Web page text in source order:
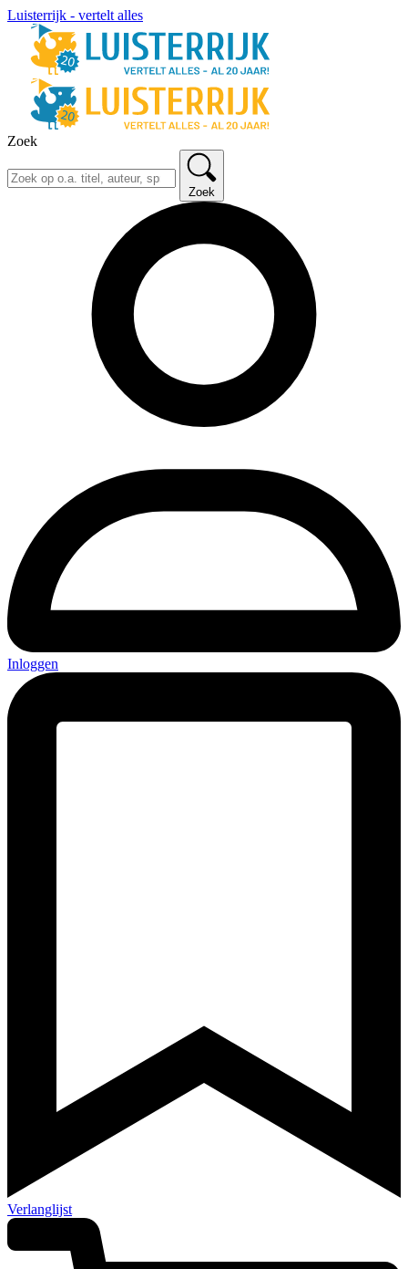
Luisterrijk - vertelt alles
Zoek
Zoek
Inloggen
Verlanglijst